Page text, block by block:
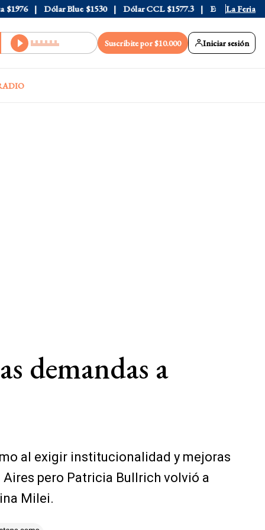
Dólar Blue $1530 Dólar CCL $1577.3 Euro $1688.03
La Feria
Suscribite por $10.000 Iniciar sesión
demandas a
al exigir institucionalidad y mejoras
pero Patricia Bullrich volvió a
Milei.